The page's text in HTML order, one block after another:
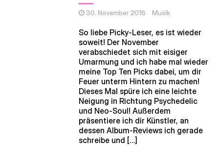
30. November 2018 Musik
So liebe Picky-Leser, es ist wieder
soweit! Der November
verabschiedet sich mit eisiger
Umarmung und ich habe mal wieder
meine Top Ten Picks dabei, um dir
Feuer unterm Hintern zu machen!
Dieses Mal spüre ich eine leichte
Neigung in Richtung Psychedelic
und Neo-Soul! Außerdem
präsentiere ich dir Künstler, an
dessen Album-Reviews ich gerade
schreibe und […]